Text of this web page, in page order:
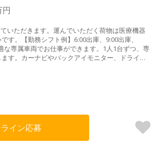
いただきます。運んでいただく荷物は医療機器
す。【勤務シフト例】6:00出庫、9:00出庫、
専属車両でお仕事ができます。1人1台ずつ、専
す。カーナビやバックアイモニター、ドライブ
リアチェンジも可能！「小型車両での配送がし
イン応募